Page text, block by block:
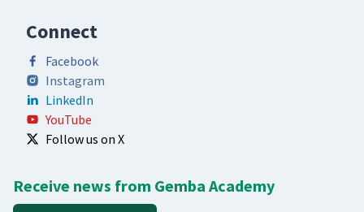
Connect
Facebook
Instagram
LinkedIn
YouTube
Follow us on X
Receive news from Gemba Academy